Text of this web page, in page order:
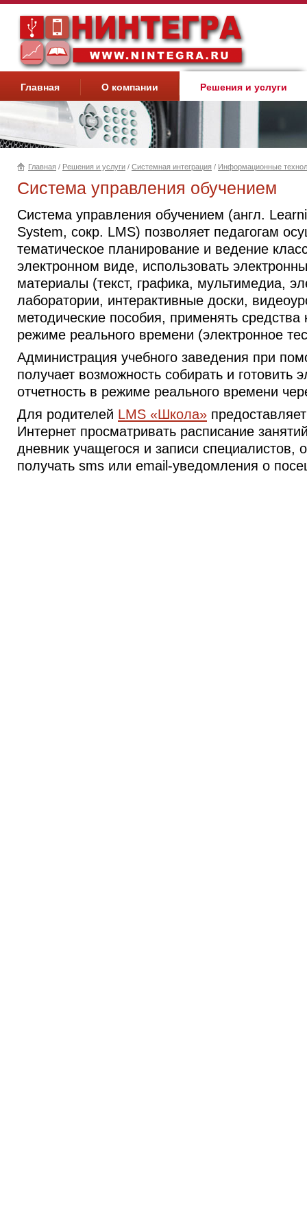
Главная О компании Решения и услуги
Вы здесь
Главная / Решения и услуги / Системная интеграция / Информационные
Система управления обучением
Система управления обучением (англ.
System, сокр. LMS) позволяет педагогам
тематическое планирование и ведение
электронном виде, использовать
материалы (текст, графика, мультимедиа,
лаборатории, интерактивные доски,
методические пособия, применять средства
режиме реального времени (электронное
Администрация учебного заведения при
получает возможность собирать и готовить
отчетность в режиме реального времени
Для родителей LMS «Школа»
Интернет просматривать расписание
дневник учащегося и записи специалистов,
получать sms или email-уведомления о